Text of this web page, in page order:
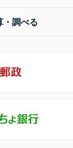
・調べる